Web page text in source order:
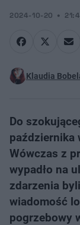
2024-10-20
Klaudia
Do
października
Wówczas z
wypadło na
zdarzenia
wiadomość
pogrzebowy